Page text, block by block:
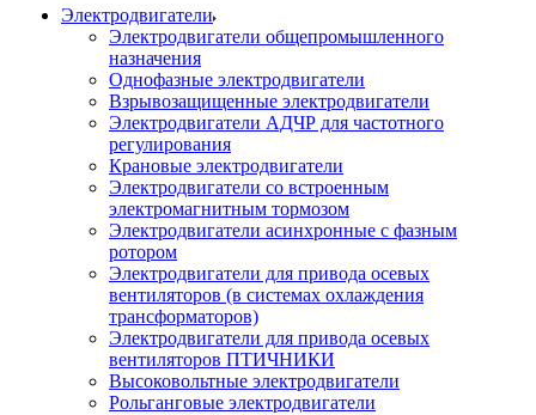
Электродвигатели
Электродвигатели общепромышленного
назначения
Однофазные электродвигатели
Взрывозащищенные электродвигатели
Электродвигатели АДЧР для частотного
регулирования
Крановые электродвигатели
Электродвигатели со встроенным
электромагнитным тормозом
Электродвигатели асинхронные с фазным
ротором
Электродвигатели для привода осевых
вентиляторов (в системах охлаждения
трансформаторов)
Электродвигатели для привода осевых
вентиляторов ПТИЧНИКИ
Высоковольтные электродвигатели
Рольганговые электродвигатели